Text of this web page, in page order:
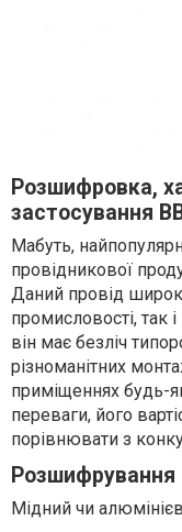
Розшифровка,
застосування
Мабуть,
провідникової
Даний провiд
промисловості, так
вiн має безліч
різноманітних
приміщеннях будь-
переваги, його
порівнювати з
Розшифрування
Мідний чи